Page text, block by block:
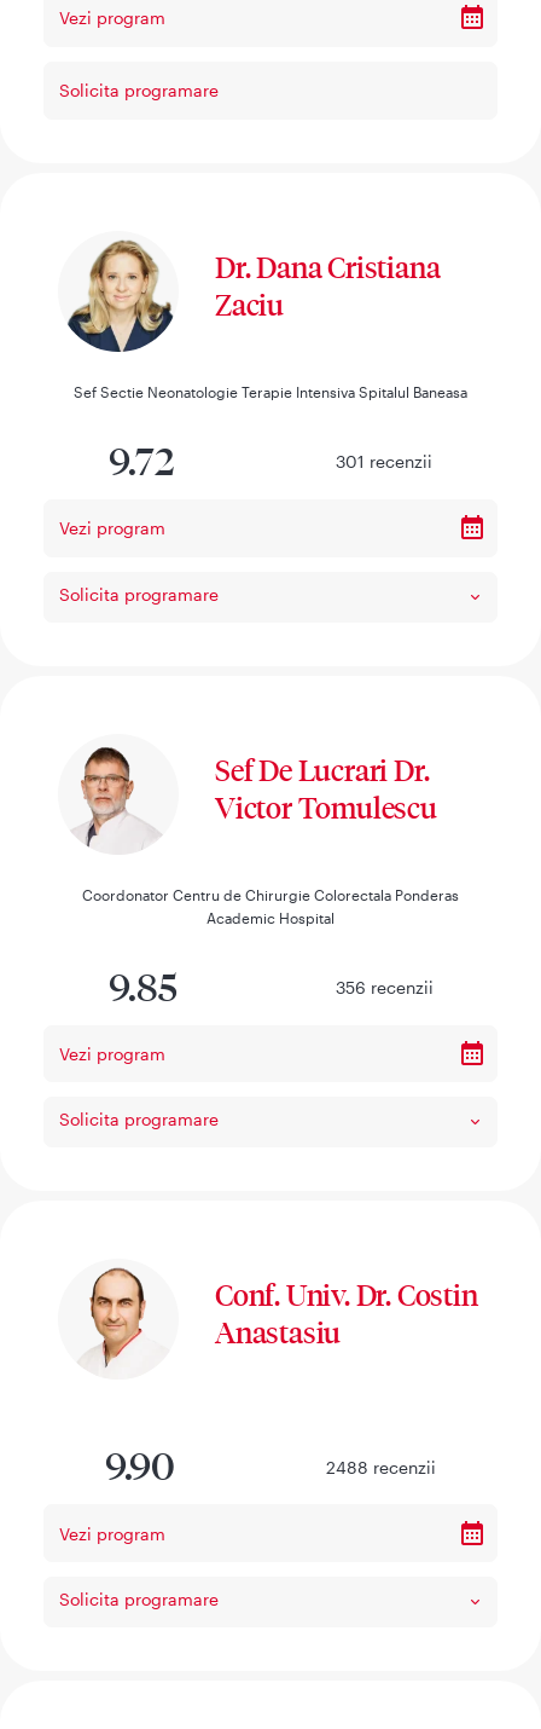
Vezi program
Solicita programare
Dr. Dana Cristiana
Zaciu
Sef Sectie Neonatologie Terapie Intensiva Spitalul Baneasa
9.72 301 recenzii
Vezi program
Solicita programare
Sef De Lucrari Dr.
Victor Tomulescu
Coordonator Centru de Chirurgie Colorectala Ponderas
Academic Hospital
9.85 356 recenzii
Vezi program
Solicita programare
Conf. Univ. Dr. Costin
Anastasiu
9.90 2488 recenzii
Vezi program
Solicita programare